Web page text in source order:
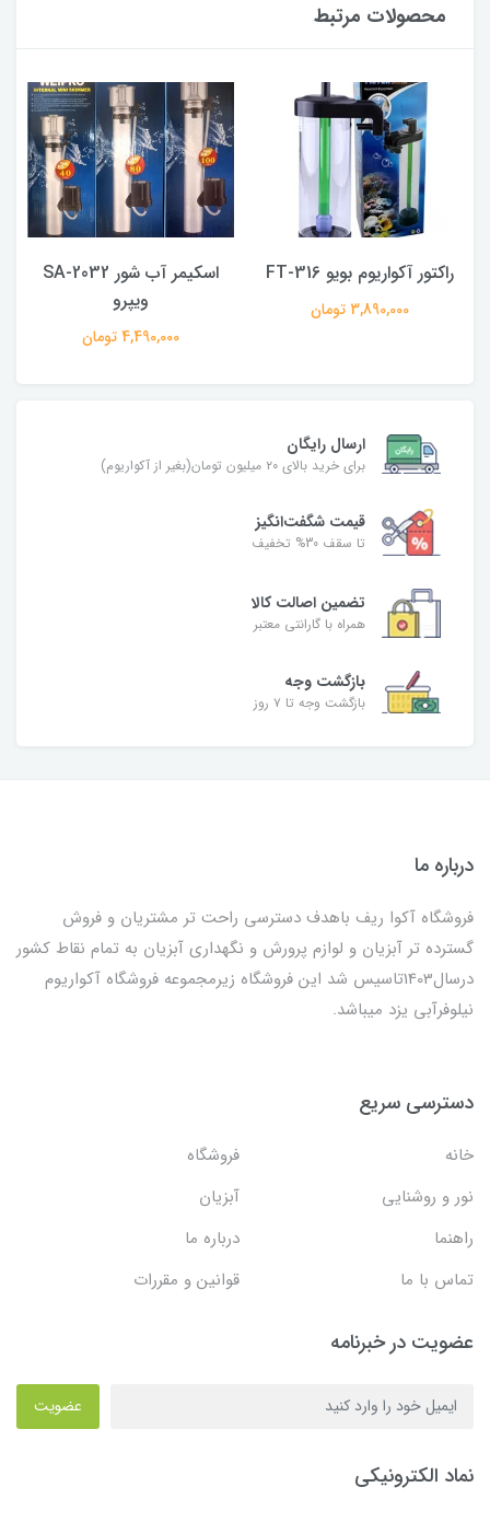
محصولات مرتبط
راکتور آکواریوم بویو FT-316
3,890,000 تومان
اسکیمر آب شور SA-2032
ویپرو
4,490,000 تومان
ارسال رایگان
برای خرید بالای ۲۰ میلیون تومان(بغیر از آکواریوم)
قیمت شگفت‌انگیز
تا سقف 30% تخفیف
تضمین اصالت کالا
همراه با گارانتی معتبر
بازگشت وجه
بازگشت وجه تا ۷ روز
درباره ما
فروشگاه آکوا ریف باهدف دسترسی راحت تر مشتریان و فروش
گسترده تر آبزیان و لوازم پرورش و نگهداری آبزیان به تمام نقاط کشور
درسال1403تاسیس شد این فروشگاه زیرمجموعه فروشگاه آکواریوم
نیلوفرآبی یزد میباشد.
دسترسی سریع
خانه
فروشگاه
نور و روشنایی
آبزیان
راهنما
درباره ما
تماس با ما
قوانین و مقررات
عضویت در خبرنامه
عضویت
نماد الکترونیکی